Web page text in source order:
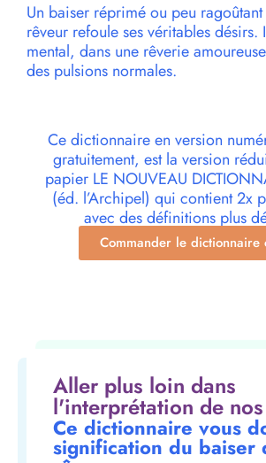
Un baiser réprimé ou peu
rêveur refoule ses véritables désirs.
mental, dans une rêverie
des pulsions normales.
Ce dictionnaire en version
gratuitement, est la version
papier LE NOUVEAU
(éd. l’Archipel) qui contient 2x
avec des définitions plus
Commander le dictionnaire
Aller plus loin dans
l'interprétation de
Ce dictionnaire vous
signification du baiser